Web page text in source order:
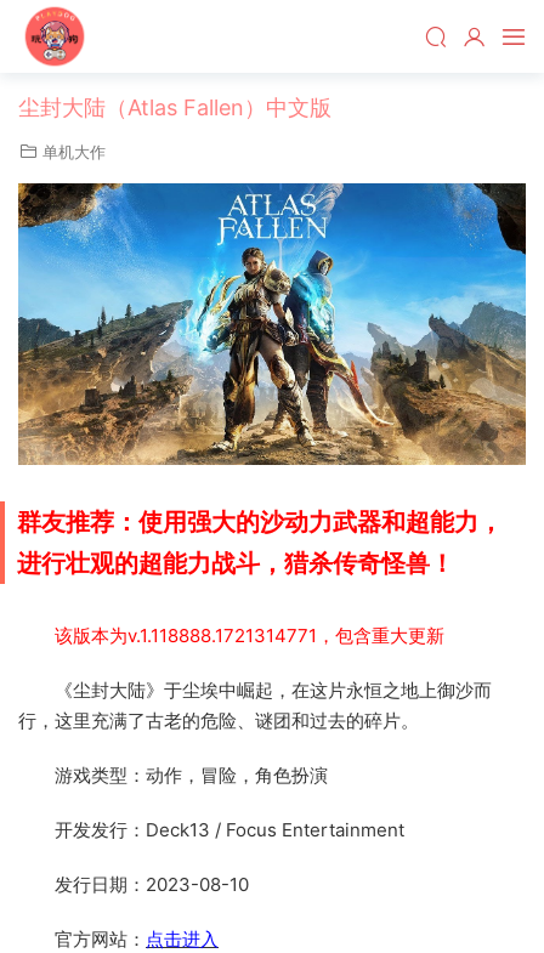
尘封大陆（Atlas Fallen）中文版
单机大作
群友推荐：使用强大的沙动力武器和超能力，
进行壮观的超能力战斗，猎杀传奇怪兽！
该版本为v.1.118888.1721314771，包含重大更新
《尘封大陆》于尘埃中崛起，在这片永恒之地上御沙而
行，这里充满了古老的危险、谜团和过去的碎片。
游戏类型：动作，冒险，角色扮演
开发发行：Deck13 / Focus Entertainment
发行日期：2023-08-10
官方网站： 点击进入